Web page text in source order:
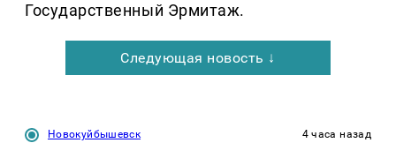
Государственный Эрмитаж.
Следующая новость ↓
Новокуйбышевск 4 часа назад